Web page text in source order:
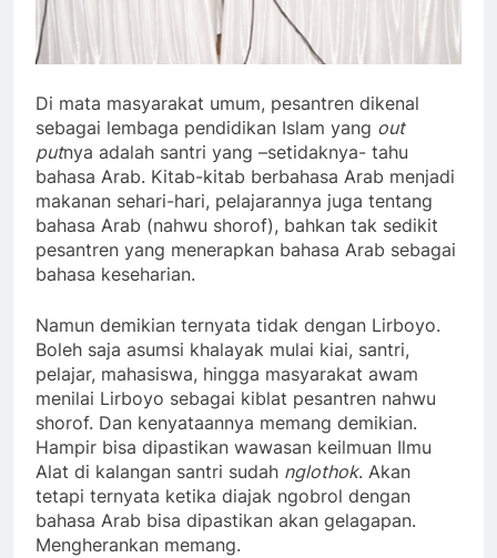
Di mata masyarakat umum, pesantren dikenal
sebagai lembaga pendidikan Islam yang out
putnya adalah santri yang –setidaknya- tahu
bahasa Arab. Kitab-kitab berbahasa Arab menjadi
makanan sehari-hari, pelajarannya juga tentang
bahasa Arab (nahwu shorof), bahkan tak sedikit
pesantren yang menerapkan bahasa Arab sebagai
bahasa keseharian.
Namun demikian ternyata tidak dengan Lirboyo.
Boleh saja asumsi khalayak mulai kiai, santri,
pelajar, mahasiswa, hingga masyarakat awam
menilai Lirboyo sebagai kiblat pesantren nahwu
shorof. Dan kenyataannya memang demikian.
Hampir bisa dipastikan wawasan keilmuan Ilmu
Alat di kalangan santri sudah nglothok. Akan
tetapi ternyata ketika diajak ngobrol dengan
bahasa Arab bisa dipastikan akan gelagapan.
Mengherankan memang.